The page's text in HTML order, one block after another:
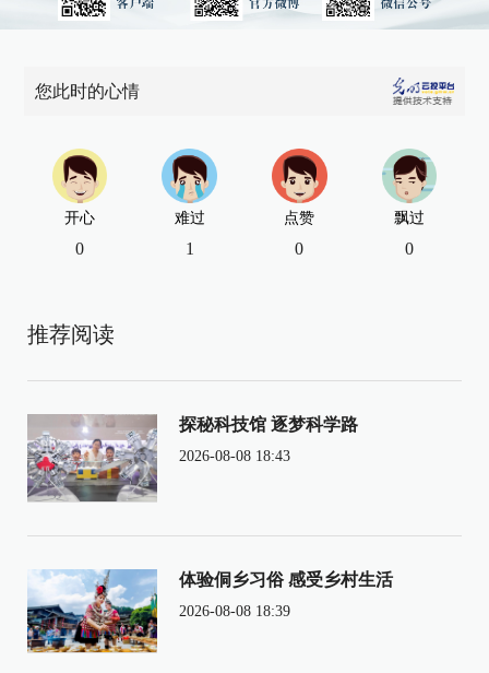
您此时的心情
开心
0
难过
1
点赞
0
飘过
0
推荐阅读
探秘科技馆 逐梦科学路
2026-08-08 18:43
体验侗乡习俗 感受乡村生活
2026-08-08 18:39